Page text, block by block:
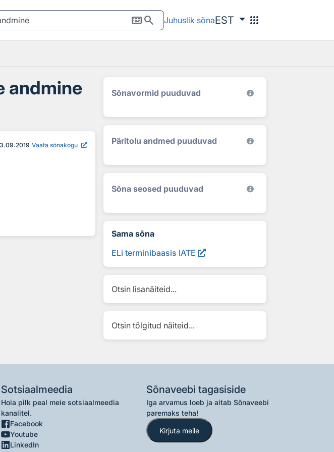
keyboardsearch Juhuslik sõnaEST apps
andmine
Vaata sõnakogu
Sõnavormid puuduvad
Päritolu andmed puuduvad
Sõna seosed puuduvad
Sama sõna
ELi terminibaasis IATE
Otsin lisanäiteid...
Otsin tõlgitud näiteid...
Sotsiaalmeedia
Hoia pilk peal meie sotsiaalmeedia
kanalitel.
Facebook
Youtube
LinkedIn
Sõnaveebi tagasiside
Iga arvamus loeb ja aitab Sõnaveebi
paremaks teha!
Kirjuta meile